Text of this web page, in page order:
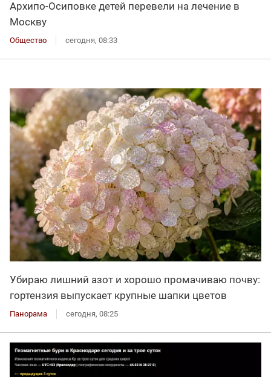
Архипо-Осиповке детей перевели на лечение в
Москву
Общество сегодня, 08:33
Убираю лишний азот и хорошо промачиваю почву:
гортензия выпускает крупные шапки цветов
Панорама сегодня, 08:25